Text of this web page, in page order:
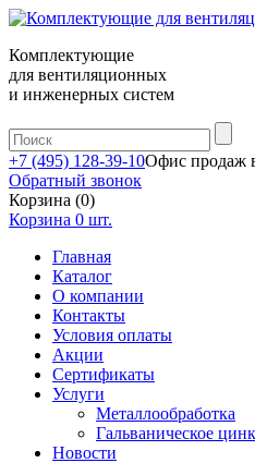
Комплектующие
для вентиляционных
и инженерных систем
+7 (495) 128-39-10Офис продаж
Обратный звонок
Корзина (0)
Корзина 0 шт.
Главная
Каталог
О компании
Контакты
Условия оплаты
Акции
Сертификаты
Услуги
Металлообработка
Гальваническое
Новости